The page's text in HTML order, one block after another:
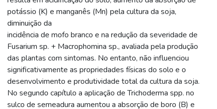
potássio (K) e manganês (Mn) pela cultura da soja,
diminuição da
incidência de mofo branco e na redução da severidade de
Fusarium sp. + Macrophomina sp., avaliada pela produção
das plantas com sintomas. No entanto, não influenciou
significativamente as propriedades físicas do solo e o
desenvolvimento e produtividade total da cultura da soja.
No segundo capítulo a aplicação de Trichoderma spp. no
sulco de semeadura aumentou a absorção de boro (B) e